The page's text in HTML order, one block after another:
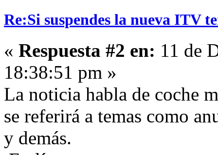
Re:Si suspendes la nueva ITV
« Respuesta #2 en: 11 de
18:38:51 pm »
La noticia habla de coche
se referirá a temas como
y demás.